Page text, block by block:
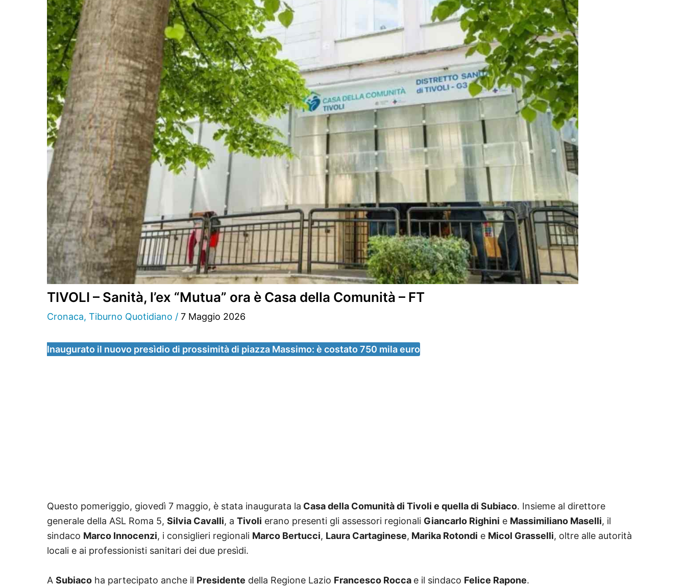
TIVOLI – Sanità, l’ex “Mutua” ora è Casa della Comunità – FT
Cronaca, Tiburno Quotidiano / 7 Maggio 2026
Inaugurato il nuovo presìdio di prossimità di piazza Massimo: è costato 750 mila euro
Questo pomeriggio, giovedì 7 maggio, è stata inaugurata la Casa della Comunità di Tivoli e quella di Subiaco. Insieme al direttore
generale della ASL Roma 5, Silvia Cavalli, a Tivoli erano presenti gli assessori regionali Giancarlo Righini e Massimiliano Maselli, il
sindaco Marco Innocenzi, i consiglieri regionali Marco Bertucci, Laura Cartaginese, Marika Rotondi e Micol Grasselli, oltre alle autorità
locali e ai professionisti sanitari dei due presìdi.
A Subiaco ha partecipato anche il Presidente della Regione Lazio Francesco Rocca e il sindaco Felice Rapone.